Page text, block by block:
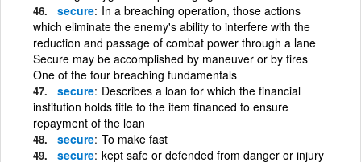
secure In a breaching operation, those actions
which eliminate the enemy's ability to interfere with the
reduction and passage of combat power through a lane
Secure may be accomplished by maneuver or by fires
One of the four breaching fundamentals
secure Describes a loan for which the financial
institution holds title to the item financed to ensure
repayment of the loan
secure To make fast
secure kept safe or defended from danger or injury